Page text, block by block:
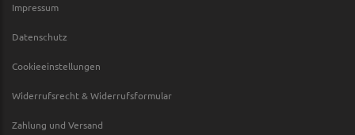
Impressum
Datenschutz
Cookieeinstellungen
Widerrufsrecht & Widerrufsformular
Zahlung und Versand